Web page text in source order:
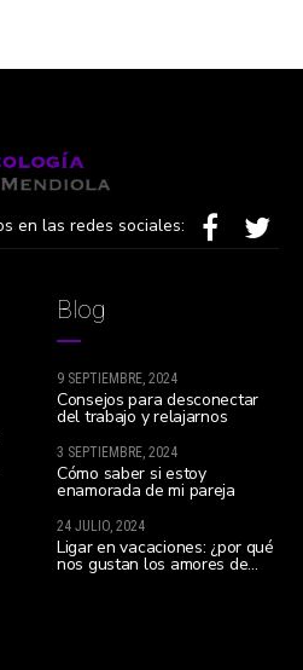
en las redes sociales:
Blog
9 SEPTIEMBRE, 2024
Consejos para desconectar
del trabajo y relajarnos
3 SEPTIEMBRE, 2024
Cómo saber si estoy
enamorada de mi pareja
24 JULIO, 2024
Ligar en vacaciones: ¿por qué
nos gustan los amores de
verano?